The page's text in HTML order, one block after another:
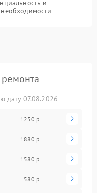
и
дату 07.08.2026
1230 р
1880 р
1580 р
580 р